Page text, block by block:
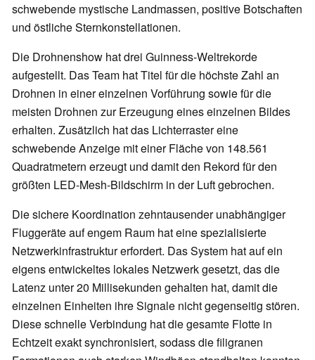
schwebende mystische Landmassen, positive Botschaften
und östliche Sternkonstellationen.
Die Drohnenshow hat drei Guinness-Weltrekorde
aufgestellt. Das Team hat Titel für die höchste Zahl an
Drohnen in einer einzelnen Vorführung sowie für die
meisten Drohnen zur Erzeugung eines einzelnen Bildes
erhalten. Zusätzlich hat das Lichterraster eine
schwebende Anzeige mit einer Fläche von 148.561
Quadratmetern erzeugt und damit den Rekord für den
größten LED-Mesh-Bildschirm in der Luft gebrochen.
Die sichere Koordination zehntausender unabhängiger
Fluggeräte auf engem Raum hat eine spezialisierte
Netzwerkinfrastruktur erfordert. Das System hat auf ein
eigens entwickeltes lokales Netzwerk gesetzt, das die
Latenz unter 20 Millisekunden gehalten hat, damit die
einzelnen Einheiten ihre Signale nicht gegenseitig stören.
Diese schnelle Verbindung hat die gesamte Flotte in
Echtzeit exakt synchronisiert, sodass die filigranen